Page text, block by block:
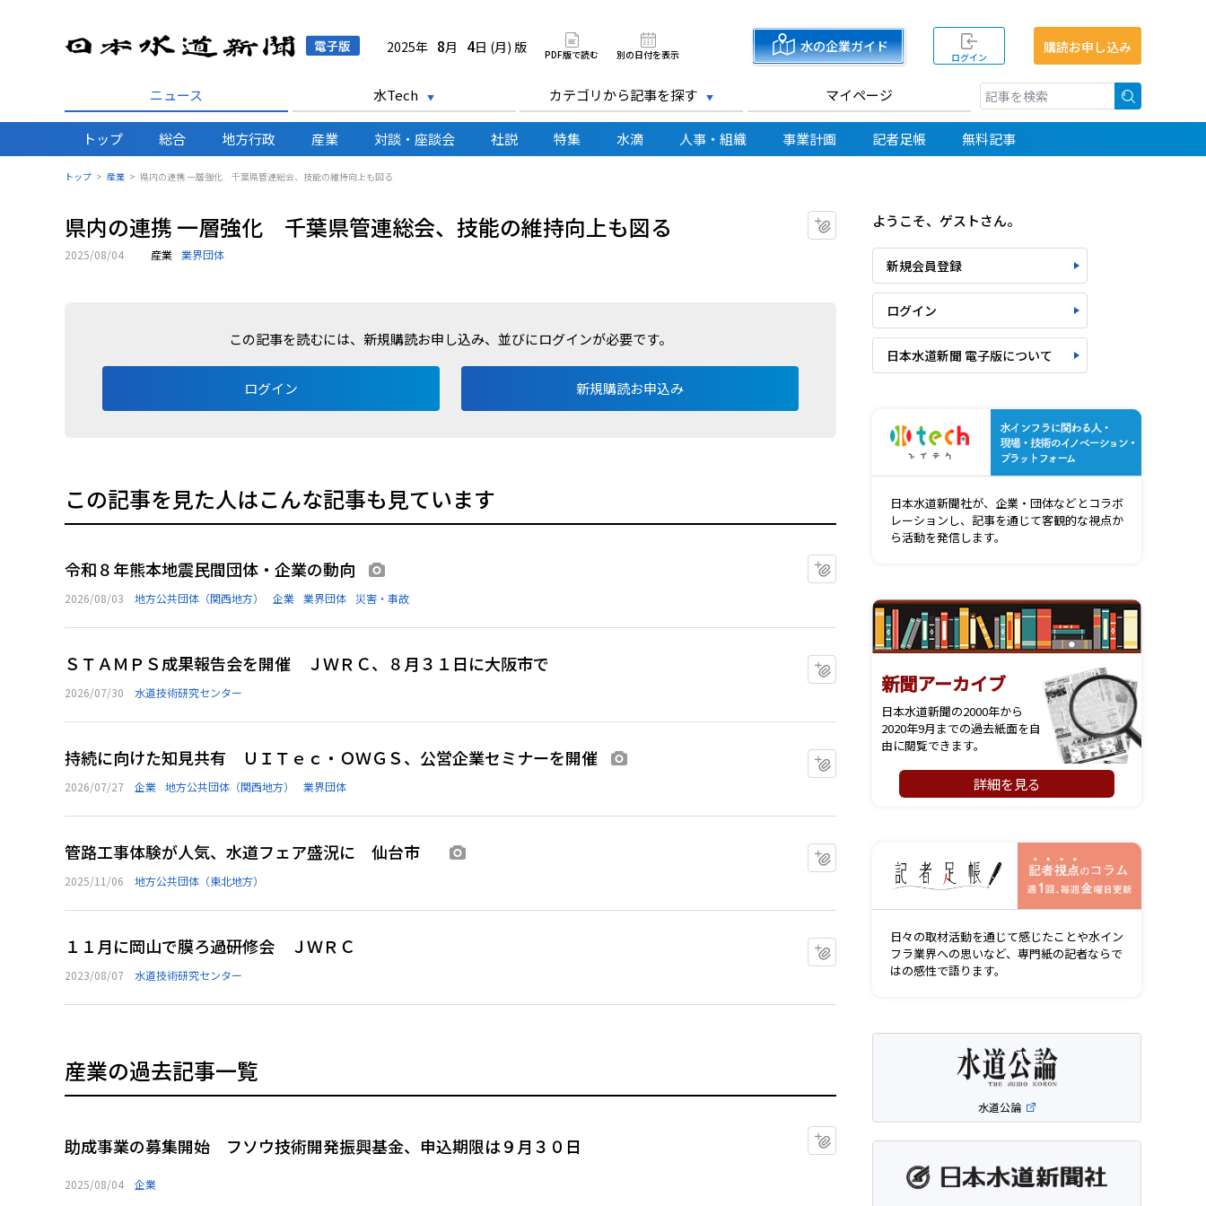
日本水道新聞 電子版
2025年 8月 4日 (月) 版 PDF版で読む 別の日付を表示 水の企業ガイド
ログイン
購読お申し込み
ニュース 水Tech カテゴリから記事を探す マイページ
トップ 総合 地方行政 産業 対談・座談会 社説 特集 水滴 人事・組織 事業計画 記者足帳 無料記事
トップ 産業 県内の連携 一層強化 千葉県管連総会、技能の維持向上も図る
県内の連携 一層強化 千葉県管連総会、技能の維持向上も図る マイクリップに追加
2025/08/04 産業 業界団体
この記事を読むには、新規購読お申し込み、並びにログインが必要です。
ログイン 新規購読お申込み
この記事を見た人はこんな記事も見ています
令和８年熊本地震民間団体・企業の動向
2026/08/03 地方公共団体（関西地方） 企業 業界団体 災害・事故
ＳＴＡＭＰＳ成果報告会を開催 ＪＷＲＣ、８月３１日に大阪市で
2026/07/30 水道技術研究センター
持続に向けた知見共有 ＵＩＴｅｃ・ＯＷＧＳ、公営企業セミナーを開催
2026/07/27 企業 地方公共団体（関西地方） 業界団体
管路工事体験が人気、水道フェア盛況に 仙台市
2025/11/06 地方公共団体（東北地方）
１１月に岡山で膜ろ過研修会 ＪＷＲＣ
2023/08/07 水道技術研究センター
マイクリップに追加
産業の過去記事一覧
助成事業の募集開始 フソウ技術開発振興基金、申込期限は９月３０日
2025/08/04 企業
ようこそ、ゲストさん。
新規会員登録
ログイン
日本水道新聞 電子版について
日本水道新聞社が、企業・団体などとコラボ
レーションし、記事を通じて客観的な視点か
ら活動を発信します。
新聞アーカイブ
日本水道新聞の2000年から
2020年9月までの過去紙面を自
由に閲覧できます。
詳細を見る
日々の取材活動を通じて感じたことや水イン
フラ業界への思いなど、専門紙の記者ならで
はの感性で語ります。
水道公論